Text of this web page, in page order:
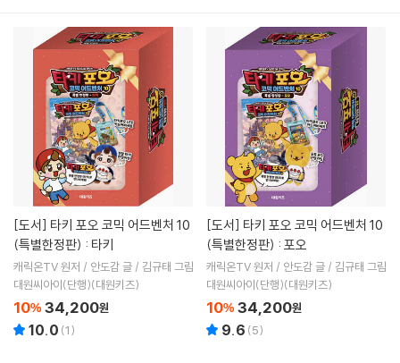
[도서]
(특별한정판) : 타키
캐릭온TV 원저 / 안도감 글 / 김규태 그림
대원씨아이(단행)(대원키즈)
10% 34,200원
10.0 (1)
[도서]
(특별한정판) : 포오
캐릭온TV 원저 / 안도감 글 / 김규태 그림
대원씨아이(단행)(대원키즈)
10% 34,200원
9.6 (5)